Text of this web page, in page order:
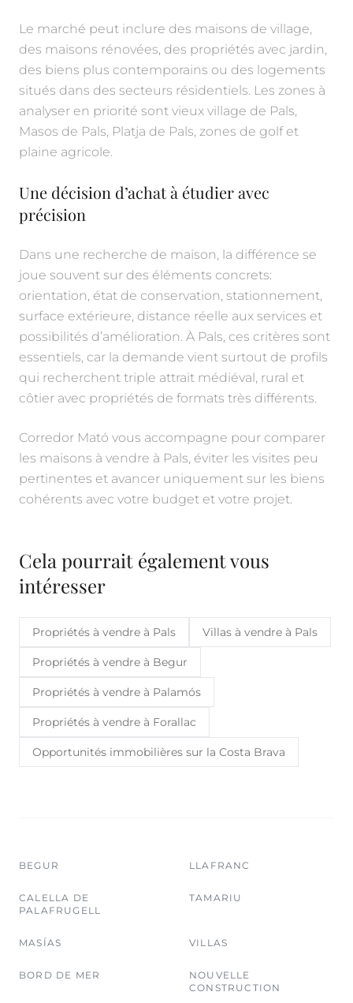
Le marché peut inclure des maisons de village,
des maisons rénovées, des propriétés avec jardin,
des biens plus contemporains ou des logements
situés dans des secteurs résidentiels. Les zones à
analyser en priorité sont vieux village de Pals,
Masos de Pals, Platja de Pals, zones de golf et
plaine agricole.
Une décision d’achat à étudier avec
précision
Dans une recherche de maison, la différence se
joue souvent sur des éléments concrets:
orientation, état de conservation, stationnement,
surface extérieure, distance réelle aux services et
possibilités d’amélioration. À Pals, ces critères sont
essentiels, car la demande vient surtout de profils
qui recherchent triple attrait médiéval, rural et
côtier avec propriétés de formats très différents.
Corredor Mató vous accompagne pour comparer
les maisons à vendre à Pals, éviter les visites peu
pertinentes et avancer uniquement sur les biens
cohérents avec votre budget et votre projet.
Cela pourrait également vous
intéresser
Propriétés à vendre à Pals Villas à vendre à Pals
Propriétés à vendre à Begur
Propriétés à vendre à Palamós
Propriétés à vendre à Forallac
Opportunités immobilières sur la Costa Brava
BEGUR LLAFRANC
CALELLA DE
PALAFRUGELL
TAMARIU
MASÍAS VILLAS
BORD DE MER
NOUVELLE
CONSTRUCTION